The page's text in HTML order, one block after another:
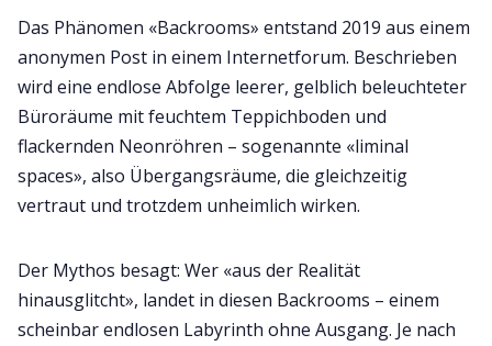
Das Phänomen «Backrooms» entstand 2019 aus einem
anonymen Post in einem Internetforum. Beschrieben
wird eine endlose Abfolge leerer, gelblich beleuchteter
Büroräume mit feuchtem Teppichboden und
flackernden Neonröhren – sogenannte «liminal
spaces», also Übergangsräume, die gleichzeitig
vertraut und trotzdem unheimlich wirken.
Der Mythos besagt: Wer «aus der Realität
hinausglitcht», landet in diesen Backrooms – einem
scheinbar endlosen Labyrinth ohne Ausgang. Je nach